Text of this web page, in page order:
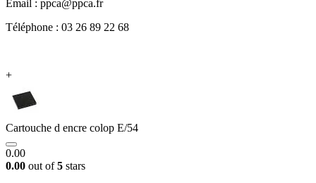
Email : ppca@ppca.fr
Téléphone : 03 26 89 22 68
+
Cartouche d encre colop E/54
0.00
0.00 out of5 stars